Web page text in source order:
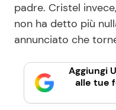
padre. Cristel
non ha detto più
annunciato che
Aggiungi
alle tue